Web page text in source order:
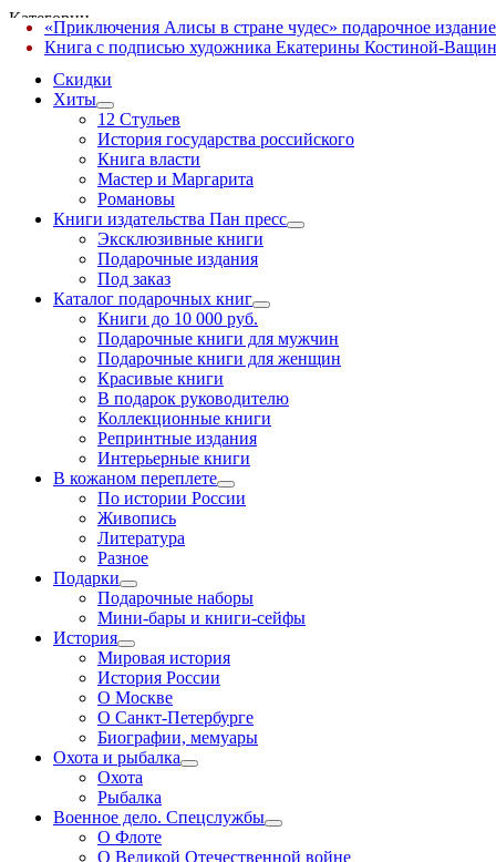
Категории
Скидки
Хиты
12 Стульев
История государства российского
Книга власти
Мастер и Маргарита
Романовы
Книги издательства Пан пресс
Эксклюзивные книги
Подарочные издания
Под заказ
Каталог подарочных книг
Книги до 10 000 руб.
Подарочные книги для мужчин
Подарочные книги для женщин
Красивые книги
В подарок руководителю
Коллекционные книги
Репринтные издания
Интерьерные книги
В кожаном переплете
По истории России
Живопись
Литература
Разное
Подарки
Подарочные наборы
Мини-бары и книги-сейфы
История
Мировая история
История России
О Москве
О Санкт-Петербурге
Биографии, мемуары
Охота и рыбалка
Охота
Рыбалка
Военное дело. Спецслужбы
О Флоте
О Великой Отечественной войне
«Приключения Алисы в стране чудес» подарочное издание
Книга с подписью художника Екатерины Костиной-